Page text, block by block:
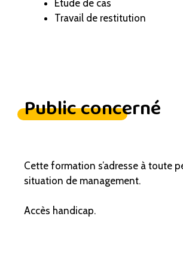
Étude de cas
Travail de restitution
Public concerné
Cette formation s’adresse à toute
situation de management.
Accès handicap.